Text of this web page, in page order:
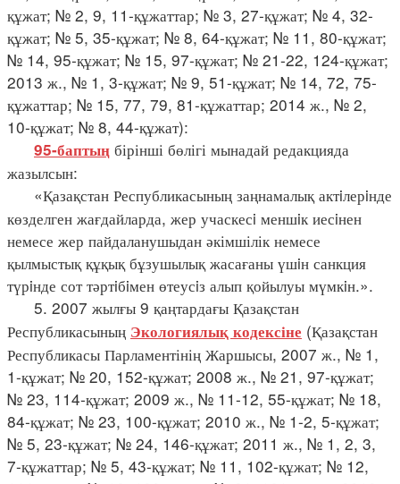
құжат; № 2, 9, 11-құжаттар; № 3, 27-құжат; № 4, 32-
құжат; № 5, 35-құжат; № 8, 64-құжат; № 11, 80-құжат;
№ 14, 95-құжат; № 15, 97-құжат; № 21-22, 124-құжат;
2013 ж., № 1, 3-құжат; № 9, 51-құжат; № 14, 72, 75-
құжаттар; № 15, 77, 79, 81-құжаттар; 2014 ж., № 2,
10-құжат; № 8, 44-құжат):
95-баптың бірінші бөлігі мынадай редакцияда
жазылсын:
«Қазақстан Республикасының заңнамалық актiлерiнде
көзделген жағдайларда, жер учаскесi меншiк иесiнен
немесе жер пайдаланушыдан әкімшілік немесе
қылмыстық құқық бұзушылық жасағаны үшiн санкция
түрiнде сот тәртiбiмен өтеусiз алып қойылуы мүмкiн.».
5. 2007 жылғы 9 қаңтардағы Қазақстан
Республикасының Экологиялық кодексіне (Қазақстан
Республикасы Парламентінің Жаршысы, 2007 ж., № 1,
1-құжат; № 20, 152-құжат; 2008 ж., № 21, 97-құжат;
№ 23, 114-құжат; 2009 ж., № 11-12, 55-құжат; № 18,
84-құжат; № 23, 100-құжат; 2010 ж., № 1-2, 5-құжат;
№ 5, 23-құжат; № 24, 146-құжат; 2011 ж., № 1, 2, 3,
7-құжаттар; № 5, 43-құжат; № 11, 102-құжат; № 12,